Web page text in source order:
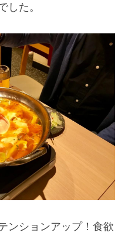
した。
ンションアップ！食欲